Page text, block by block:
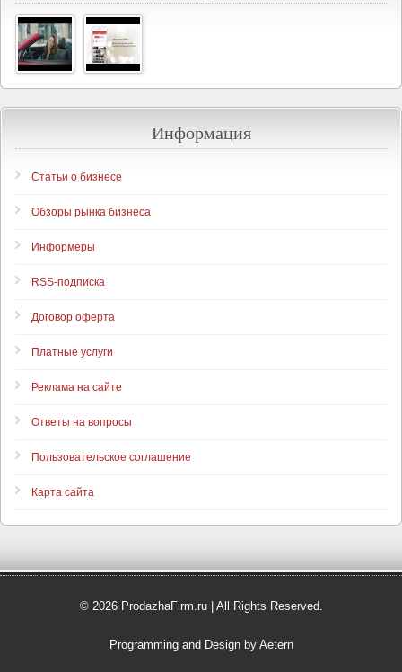
Информация
Статьи о бизнесе
Обзоры рынка бизнеса
Информеры
RSS-подписка
Договор оферта
Платные услуги
Реклама на сайте
Ответы на вопросы
Пользовательское соглашение
Карта сайта
© 2026 ProdazhaFirm.ru | All Rights Reserved.
Programming and Design by Aetern